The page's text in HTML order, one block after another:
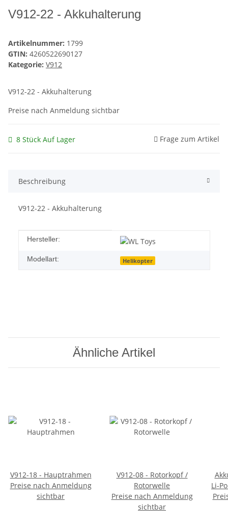
V912-22 - Akkuhalterung
Artikelnummer: 1799
GTIN: 4260522690127
Kategorie: V912
V912-22 - Akkuhalterung
Preise nach Anmeldung sichtbar
8 Stück Auf Lager Frage zum Artikel
Beschreibung
V912-22 - Akkuhalterung
Produkteigenschaft
Wert
Hersteller:
Modellart: Helikopter
Ähnliche Artikel
V912-18 - Hauptrahmen
Preise nach Anmeldung
sichtbar
V912-08 - Rotorkopf /
Rotorwelle
Preise nach Anmeldung
sichtbar
Li-